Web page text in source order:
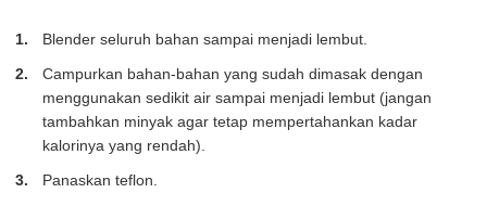
Blender seluruh bahan sampai menjadi lembut.
Campurkan bahan-bahan yang sudah dimasak dengan
menggunakan sedikit air sampai menjadi lembut (jangan
tambahkan minyak agar tetap mempertahankan kadar
kalorinya yang rendah).
Panaskan teflon.